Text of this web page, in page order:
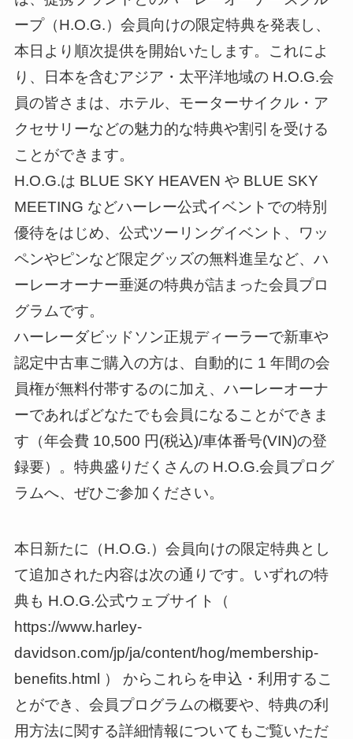
ープ（H.O.G.）会員向けの限定特典を発表し、
本日より順次提供を開始いたします。これによ
り、日本を含むアジア・太平洋地域の H.O.G.会
員の皆さまは、ホテル、モーターサイクル・ア
クセサリーなどの魅力的な特典や割引を受ける
ことができます。
H.O.G.は BLUE SKY HEAVEN や BLUE SKY
MEETING などハーレー公式イベントでの特別
優待をはじめ、公式ツーリングイベント、ワッ
ペンやピンなど限定グッズの無料進呈など、ハ
ーレーオーナー垂涎の特典が詰まった会員プロ
グラムです。
ハーレーダビッドソン正規ディーラーで新車や
認定中古車ご購入の方は、自動的に 1 年間の会
員権が無料付帯するのに加え、ハーレーオーナ
ーであればどなたでも会員になることができま
す（年会費 10,500 円(税込)/車体番号(VIN)の登
録要）。特典盛りだくさんの H.O.G.会員プログ
ラムへ、ぜひご参加ください。
本日新たに（H.O.G.）会員向けの限定特典とし
て追加された内容は次の通りです。いずれの特
典も H.O.G.公式ウェブサイト（
https://www.harley-
davidson.com/jp/ja/content/hog/membership-
benefits.html ） からこれらを申込・利用するこ
とができ、会員プログラムの概要や、特典の利
用方法に関する詳細情報についてもご覧いただ